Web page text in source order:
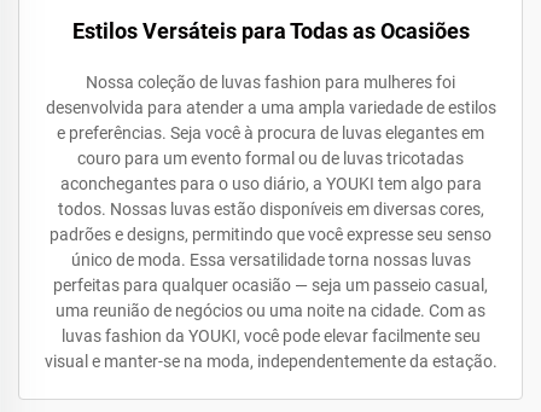
Estilos Versáteis para Todas as Ocasiões
Nossa coleção de luvas fashion para mulheres foi
desenvolvida para atender a uma ampla variedade de estilos
e preferências. Seja você à procura de luvas elegantes em
couro para um evento formal ou de luvas tricotadas
aconchegantes para o uso diário, a YOUKI tem algo para
todos. Nossas luvas estão disponíveis em diversas cores,
padrões e designs, permitindo que você expresse seu senso
único de moda. Essa versatilidade torna nossas luvas
perfeitas para qualquer ocasião — seja um passeio casual,
uma reunião de negócios ou uma noite na cidade. Com as
luvas fashion da YOUKI, você pode elevar facilmente seu
visual e manter-se na moda, independentemente da estação.